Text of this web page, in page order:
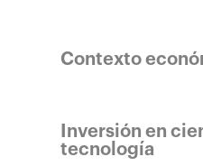
Contexto
Inversión en
tecnología